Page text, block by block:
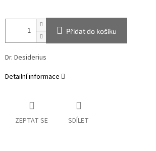
Přidat do košíku
Dr. Desiderius
Detailní informace
ZEPTAT SE SDÍLET